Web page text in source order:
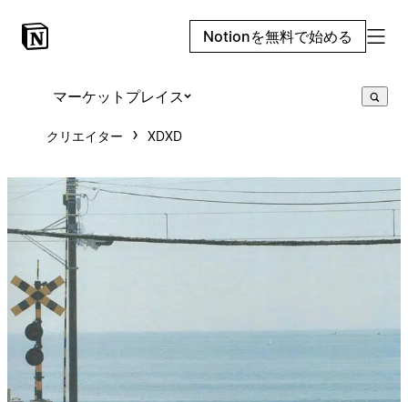
Notionを無料で始める
マーケットプレイス
クリエイター XDXD